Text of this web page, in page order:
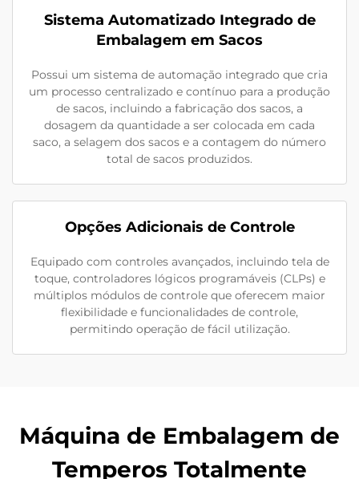
Sistema Automatizado Integrado de
Embalagem em Sacos
Possui um sistema de automação integrado que cria
um processo centralizado e contínuo para a produção
de sacos, incluindo a fabricação dos sacos, a
dosagem da quantidade a ser colocada em cada
saco, a selagem dos sacos e a contagem do número
total de sacos produzidos.
Opções Adicionais de Controle
Equipado com controles avançados, incluindo tela de
toque, controladores lógicos programáveis (CLPs) e
múltiplos módulos de controle que oferecem maior
flexibilidade e funcionalidades de controle,
permitindo operação de fácil utilização.
Máquina de Embalagem de
Temperos Totalmente